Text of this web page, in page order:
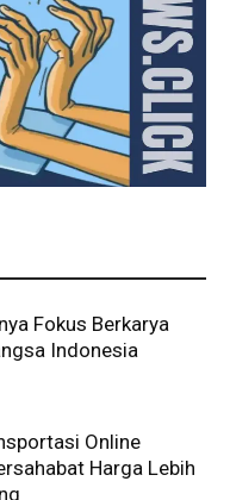
Fokus Berkarya
Indonesia
Online
Harga Lebih